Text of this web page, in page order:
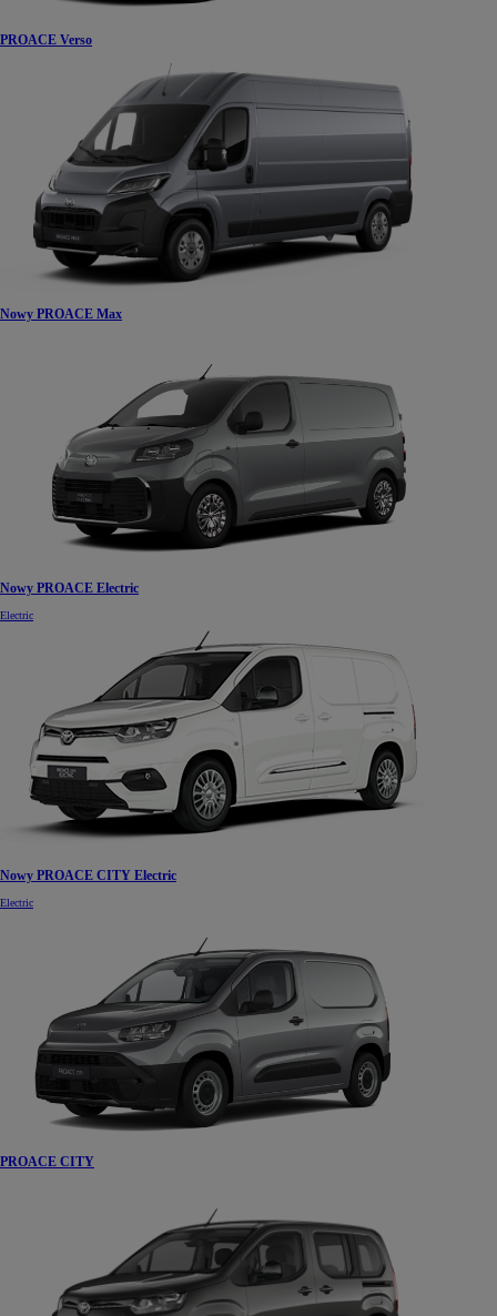
PROACE Verso
Nowy PROACE Max
Nowy PROACE Electric
Electric
Nowy PROACE CITY Electric
Electric
PROACE CITY